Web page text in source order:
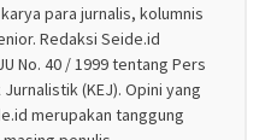
para jurnalis, kolumnis
Redaksi Seide.id
No. 40 / 1999 tentang Pers
(KEJ). Opini yang
merupakan tanggung